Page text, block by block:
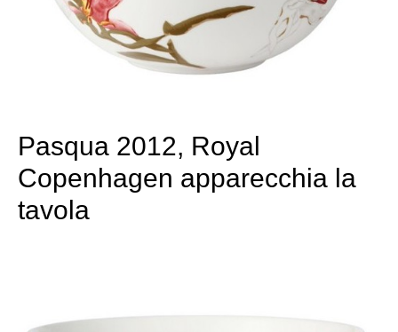
Pasqua 2012, Royal
Copenhagen apparecchia la
tavola